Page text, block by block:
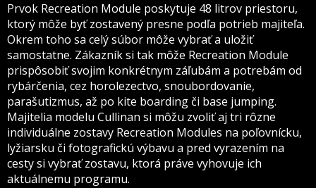
Prvok Recreation Module poskytuje 48 litrov priestoru,
ktorý môže byť zostavený presne podľa potrieb majiteľa.
Okrem toho sa celý súbor môže vybrať a uložiť
samostatne. Zákazník si tak môže Recreation Module
prispôsobiť svojim konkrétnym záľubám a potrebám od
rybárčenia, cez horolezectvo, snoubordovanie,
parašutizmus, až po kite boarding či base jumping.
Majitelia modelu Cullinan si môžu zvoliť aj tri rôzne
individuálne zostavy Recreation Modules na poľovnícku,
lyžiarsku či fotografickú výbavu a pred vyrazením na
cesty si vybrať zostavu, ktorá práve vyhovuje ich
aktuálnemu programu.